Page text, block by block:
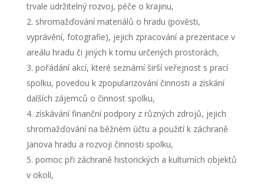
trvale udržitelný rozvoj, péče o krajinu,
shromažďování materiálů o hradu (pověsti,
vyprávění, fotografie), jejich zpracování a prezentace v
areálu hradu či jiných k tomu určených prostorách,
pořádání akcí, které seznámí širší veřejnost s prací
spolku, povedou k zpopularizování činnosti a získání
dalších zájemců o činnost spolku,
získávání finanční podpory z různých zdrojů, jejich
shromažďování na běžném účtu a použití k záchraně
Janova hradu a rozvoji činnosti spolku,
pomoc při záchraně historických a kulturních objektů
v okolí,